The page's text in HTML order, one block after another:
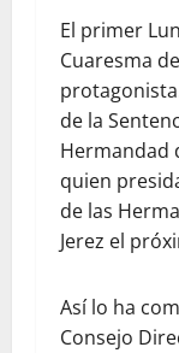
El primer
Cuaresma
de la
Hermandad
quien
de las
Jerez el
Así lo ha
Consejo